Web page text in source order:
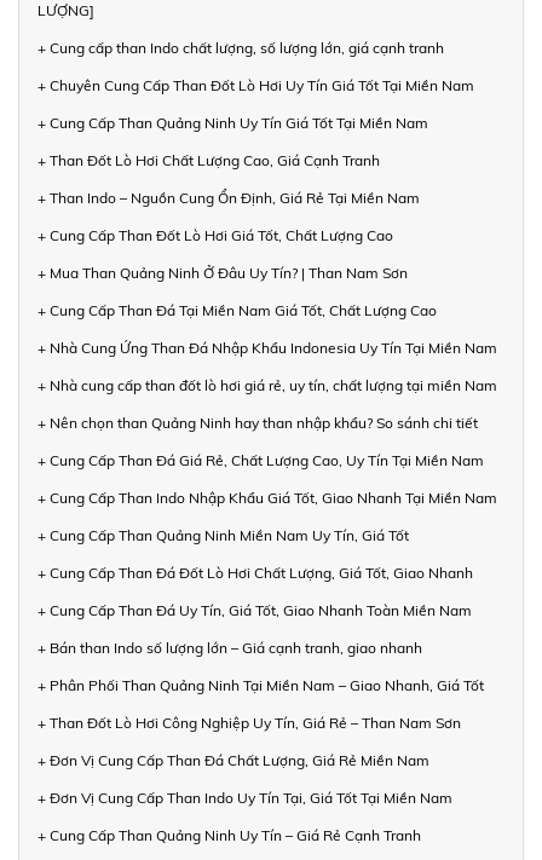
LƯỢNG]
+ Cung cấp than Indo chất lượng, số lượng lớn, giá cạnh tranh
+ Chuyên Cung Cấp Than Đốt Lò Hơi Uy Tín Giá Tốt Tại Miền Nam
+ Cung Cấp Than Quảng Ninh Uy Tín Giá Tốt Tại Miền Nam
+ Than Đốt Lò Hơi Chất Lượng Cao, Giá Cạnh Tranh
+ Than Indo – Nguồn Cung Ổn Định, Giá Rẻ Tại Miền Nam
+ Cung Cấp Than Đốt Lò Hơi Giá Tốt, Chất Lượng Cao
+ Mua Than Quảng Ninh Ở Đâu Uy Tín? | Than Nam Sơn
+ Cung Cấp Than Đá Tại Miền Nam Giá Tốt, Chất Lượng Cao
+ Nhà Cung Ứng Than Đá Nhập Khẩu Indonesia Uy Tín Tại Miền Nam
+ Nhà cung cấp than đốt lò hơi giá rẻ, uy tín, chất lượng tại miền Nam
+ Nên chọn than Quảng Ninh hay than nhập khẩu? So sánh chi tiết
+ Cung Cấp Than Đá Giá Rẻ, Chất Lượng Cao, Uy Tín Tại Miền Nam
+ Cung Cấp Than Indo Nhập Khẩu Giá Tốt, Giao Nhanh Tại Miền Nam
+ Cung Cấp Than Quảng Ninh Miền Nam Uy Tín, Giá Tốt
+ Cung Cấp Than Đá Đốt Lò Hơi Chất Lượng, Giá Tốt, Giao Nhanh
+ Cung Cấp Than Đá Uy Tín, Giá Tốt, Giao Nhanh Toàn Miền Nam
+ Bán than Indo số lượng lớn – Giá cạnh tranh, giao nhanh
+ Phân Phối Than Quảng Ninh Tại Miền Nam – Giao Nhanh, Giá Tốt
+ Than Đốt Lò Hơi Công Nghiệp Uy Tín, Giá Rẻ – Than Nam Sơn
+ Đơn Vị Cung Cấp Than Đá Chất Lượng, Giá Rẻ Miền Nam
+ Đơn Vị Cung Cấp Than Indo Uy Tín Tại, Giá Tốt Tại Miền Nam
+ Cung Cấp Than Quảng Ninh Uy Tín – Giá Rẻ Cạnh Tranh